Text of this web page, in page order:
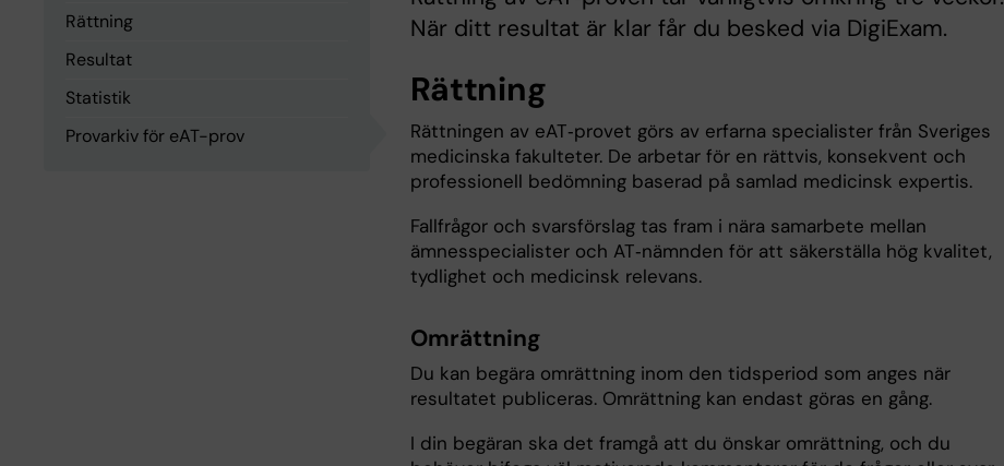
Rättning
Resultat
Statistik
Provarkiv för eAT-prov
När ditt resultat är klar får du besked via DigiExam.
Rättning
Rättningen av eAT‑provet görs av erfarna specialister från Sveriges
medicinska fakulteter. De arbetar för en rättvis, konsekvent och
professionell bedömning baserad på samlad medicinsk expertis.
Fallfrågor och svarsförslag tas fram i nära samarbete mellan
ämnesspecialister och AT‑nämnden för att säkerställa hög kvalitet,
tydlighet och medicinsk relevans.
Omrättning
Du kan begära omrättning inom den tidsperiod som anges när
resultatet publiceras. Omrättning kan endast göras en gång.
I din begäran ska det framgå att du önskar omrättning, och du